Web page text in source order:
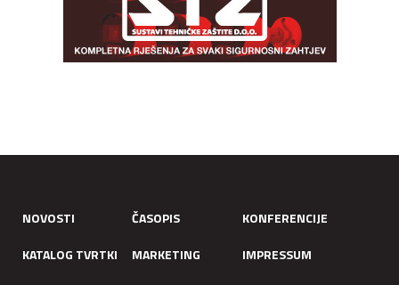
NOVOSTI ČASOPIS
KONFERENCIJE
KATALOG TVRTKI
MARKETING IMPRESSUM